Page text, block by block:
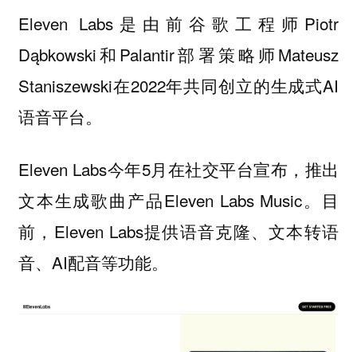
Eleven Labs是由前谷歌工程师Piotr
Dąbkowski和Palantir部署策略师Mateusz
Staniszewski在2022年共同创立的生成式AI
语音平台。
Eleven Labs今年5月在社交平台宣布，推出
文本生成歌曲产品Eleven Labs Music。目
前，Eleven Labs提供语音克隆、文本转语
音、AI配音等功能。